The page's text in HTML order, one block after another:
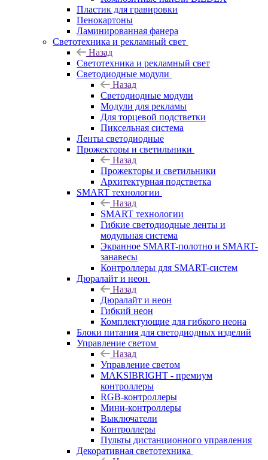
Пластик для гравировки
Пенокартоны
Ламинированная фанера
Светотехника и рекламный свет
Назад
Светотехника и рекламный свет
Светодиодные модули
Назад
Светодиодные модули
Модули для рекламы
Для торцевой подстветки
Пиксельная система
Ленты светодиодные
Прожекторы и светильники
Назад
Прожекторы и светильники
Архитектурная подстветка
SMART технологии
Назад
SMART технологии
Гибкие светодиодные ленты и
модульная система
Экранное SMART-полотно и SMART-
занавесы
Контроллеры для SMART-систем
Дюралайт и неон
Назад
Дюралайт и неон
Гибкий неон
Комплектующие для гибкого неона
Блоки питания для светодиодных изделий
Управление светом
Назад
Управление светом
MAKSIBRIGHT - премиум
контроллеры
RGB-контроллеры
Мини-контроллеры
Выключатели
Контроллеры
Пульты дистанционного управления
Декоративная светотехника